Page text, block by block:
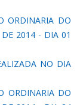
ORDINARIA DO
DE 2014 - DIA 01
NO DIA
ORDINARIA DO